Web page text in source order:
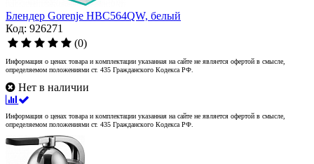
Блендер Gorenje HBC564QW, белый
Код: 926271
(0)
Информация о ценах товара и комплектации указанная на сайте не является офертой в смысле,
определяемом положениями ст. 435 Гражданского Кодекса РФ.
Нет в наличии
Информация о ценах товара и комплектации указанная на сайте не является офертой в смысле,
определяемом положениями ст. 435 Гражданского Кодекса РФ.